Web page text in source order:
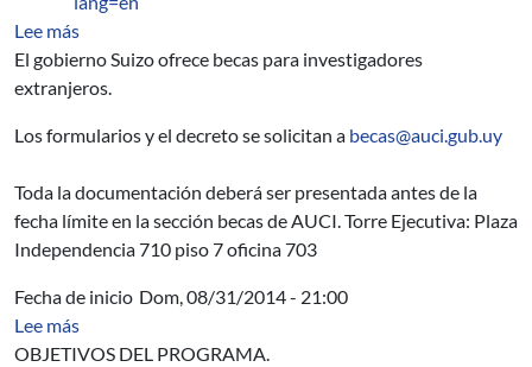
Lee más
El gobierno Suizo ofrece becas para investigadores
extranjeros.
Los formularios y el decreto se solicitan a becas@auci.gub.uy
Toda la documentación deberá ser presentada antes de la
fecha límite en la sección becas de AUCI. Torre Ejecutiva: Plaza
Independencia 710 piso 7 oficina 703
Fecha de inicio Dom, 08/31/2014 - 21:00
Lee más
OBJETIVOS DEL PROGRAMA.